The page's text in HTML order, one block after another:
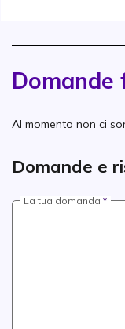
Domande
Al momento non ci
Domande e
La tua domanda